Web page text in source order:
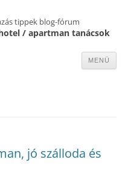
tippek blog-fórum
/ apartman tanácsok
MENÜ
jó szálloda és